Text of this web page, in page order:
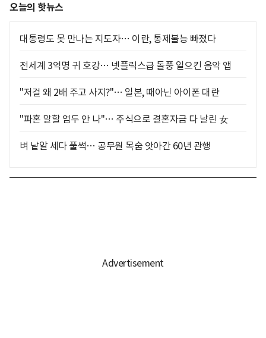
오늘의 핫뉴스
대통령도 못 만나는 지도자… 이란, 통제불능 빠졌다
전세계 3억명 귀 호강… 넷플릭스급 돌풍 일으킨 음악 앱
"저걸 왜 2배 주고 사지?"… 일본, 때아닌 아이폰 대란
"파혼 말할 엄두 안 나"… 주식으로 결혼자금 다 날린 女
벼 낱알 세다 풀썩… 공무원 목숨 앗아간 60년 관행